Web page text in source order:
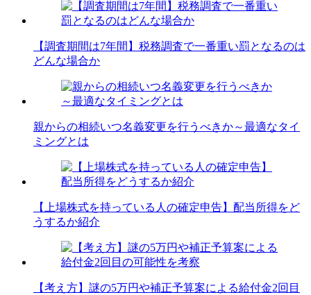
【調査期間は7年間】税務調査で一番重い罰となるのは
どんな場合か
親からの相続いつ名義変更を行うべきか～最適なタイ
ミングとは
【上場株式を持っている人の確定申告】配当所得をど
うするか紹介
【考え方】謎の5万円や補正予算案による給付金2回目